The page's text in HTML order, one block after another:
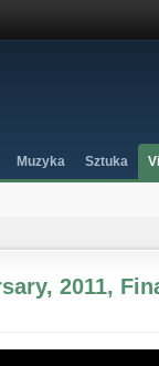
Muzyka Sztuka
2011,